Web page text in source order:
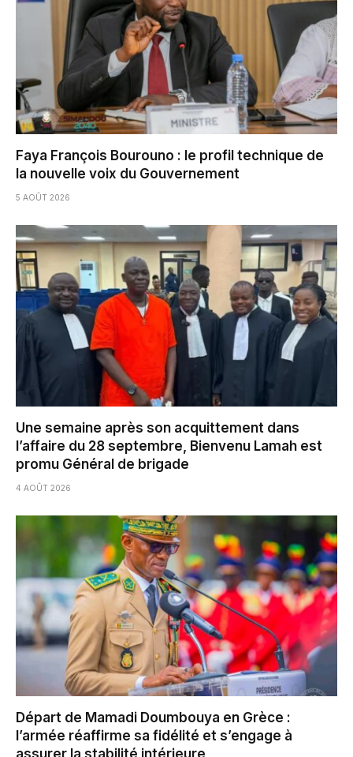
Faya François Bourouno : le profil technique de
la nouvelle voix du Gouvernement
5 AOÛT 2026
Une semaine après son acquittement dans
l’affaire du 28 septembre, Bienvenu Lamah est
promu Général de brigade
4 AOÛT 2026
Départ de Mamadi Doumbouya en Grèce :
l’armée réaffirme sa fidélité et s’engage à